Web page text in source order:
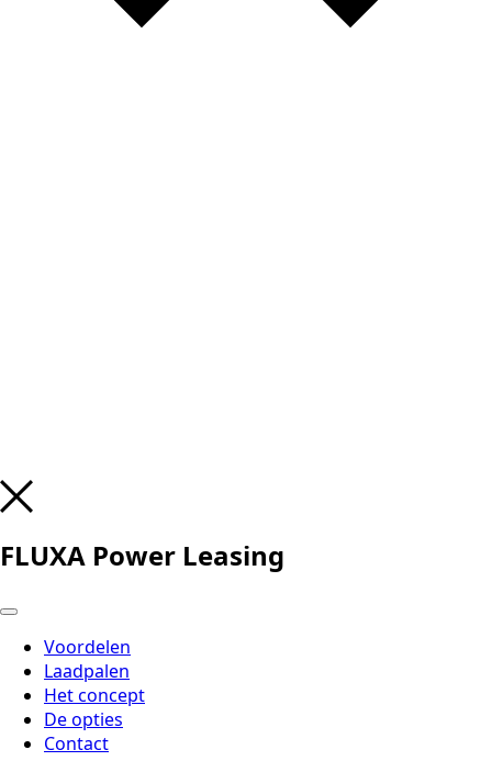
FLUXA Power Leasing
Voordelen
Laadpalen
Het concept
De opties
Contact